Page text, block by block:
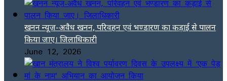
खनन न्यूज-अवैध खनन, परिवहन एवं भण्डारण का कड़ाई से पालन
किया जाए। जिलाधिकारी
June 12, 2026